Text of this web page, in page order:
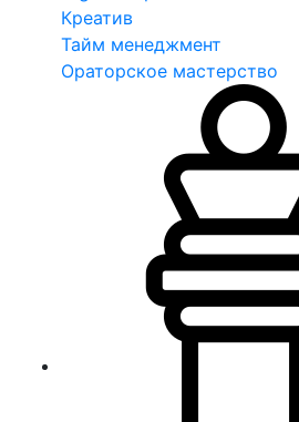
Креатив
Тайм менеджмент
Ораторское мастерство